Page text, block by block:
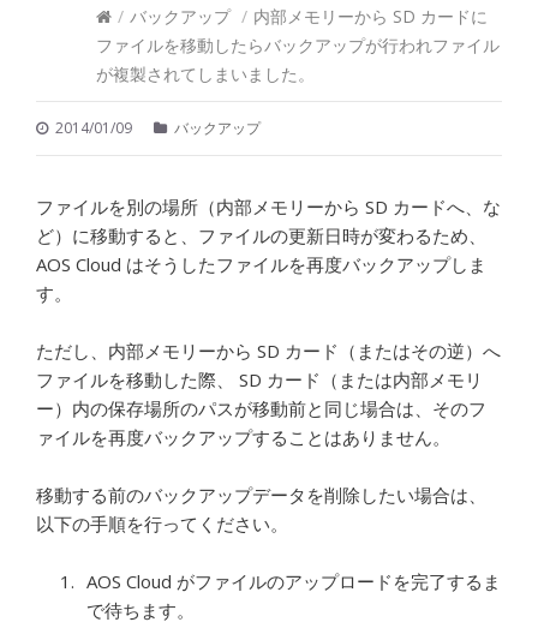
/ バックアップ / 内部メモリーから SD カードに
ファイルを移動したらバックアップが行われファイル
が複製されてしまいました。
2014/01/09 バックアップ
ファイルを別の場所（内部メモリーから SD カードへ、な
ど）に移動すると、ファイルの更新日時が変わるため、
AOS Cloud はそうしたファイルを再度バックアップしま
す。
ただし、内部メモリーから SD カード（またはその逆）へ
ファイルを移動した際、 SD カード（または内部メモリ
ー）内の保存場所のパスが移動前と同じ場合は、そのフ
ァイルを再度バックアップすることはありません。
移動する前のバックアップデータを削除したい場合は、
以下の手順を行ってください。
AOS Cloud がファイルのアップロードを完了するま
で待ちます。